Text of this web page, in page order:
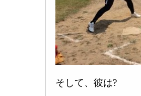
そして、彼は?